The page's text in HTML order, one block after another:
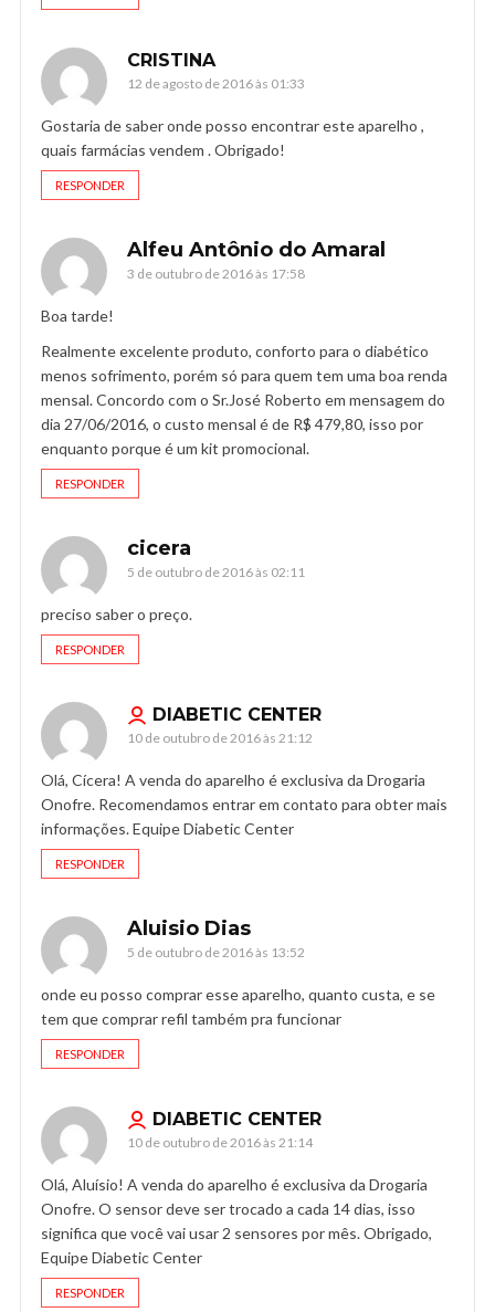
CRISTINA
12 de agosto de 2016 às 01:33
Gostaria de saber onde posso encontrar este aparelho ,
quais farmácias vendem . Obrigado!
RESPONDER
Alfeu Antônio do Amaral
3 de outubro de 2016 às 17:58
Boa tarde!
Realmente excelente produto, conforto para o diabético
menos sofrimento, porém só para quem tem uma boa renda
mensal. Concordo com o Sr.José Roberto em mensagem do
dia 27/06/2016, o custo mensal é de R$ 479,80, isso por
enquanto porque é um kit promocional.
RESPONDER
cicera
5 de outubro de 2016 às 02:11
preciso saber o preço.
RESPONDER
DIABETIC CENTER
10 de outubro de 2016 às 21:12
Olá, Cícera! A venda do aparelho é exclusiva da Drogaria
Onofre. Recomendamos entrar em contato para obter mais
informações. Equipe Diabetic Center
RESPONDER
Aluisio Dias
5 de outubro de 2016 às 13:52
onde eu posso comprar esse aparelho, quanto custa, e se
tem que comprar refil também pra funcionar
RESPONDER
DIABETIC CENTER
10 de outubro de 2016 às 21:14
Olá, Aluísio! A venda do aparelho é exclusiva da Drogaria
Onofre. O sensor deve ser trocado a cada 14 dias, isso
significa que você vai usar 2 sensores por mês. Obrigado,
Equipe Diabetic Center
RESPONDER